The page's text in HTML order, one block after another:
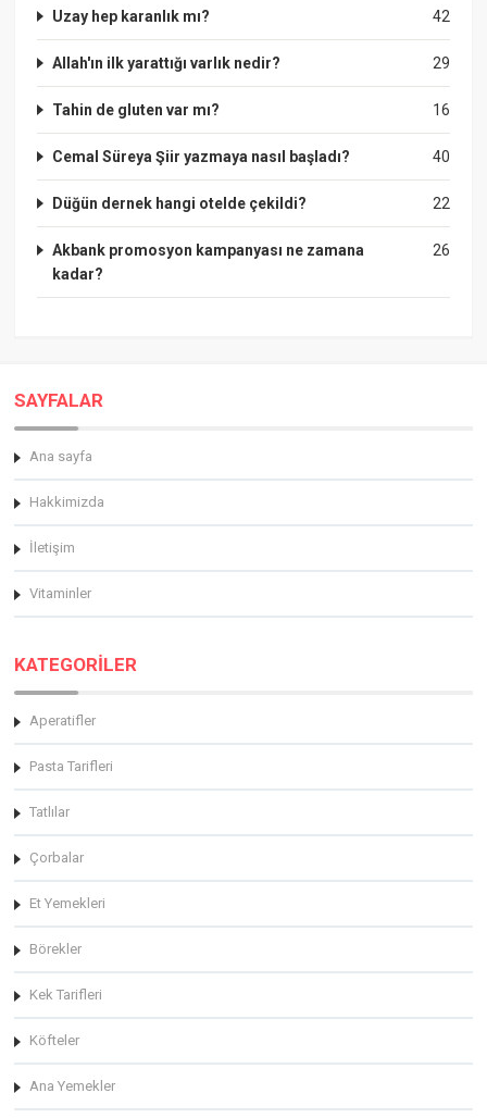
42
Uzay hep karanlık mı?
29
Allah'ın ilk yarattığı varlık nedir?
16
Tahin de gluten var mı?
40
Cemal Süreya Şiir yazmaya nasıl başladı?
22
Düğün dernek hangi otelde çekildi?
26
Akbank promosyon kampanyası ne zamana
kadar?
SAYFALAR
Ana sayfa
Hakkimizda
İletişim
Vitaminler
KATEGORİLER
Aperatifler
Pasta Tarifleri
Tatlılar
Çorbalar
Et Yemekleri
Börekler
Kek Tarifleri
Köfteler
Ana Yemekler